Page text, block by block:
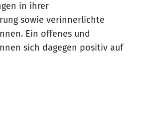
in ihrer
sowie verinnerlichte
Ein offenes und
sich dagegen positiv auf